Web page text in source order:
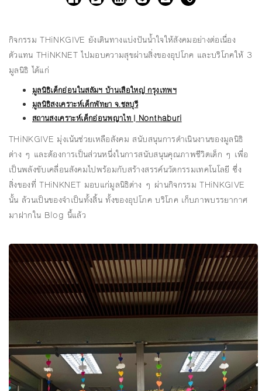
กิจกรรม THiNKGIVE ยังเดินทางแบ่งปันน้ำใจให้สังคมอย่างต่อเนื่อง
ตัวแทน THiNKNET ไปมอบความสุขผ่านสิ่งของอุปโภค และบริโภคให้ 3
มูลนิธิ ได้แก่
มูลนิธิเด็กอ่อนในสลัมฯ บ้านเสือใหญ่ กรุงเทพฯ
มูลนิธิสงเคราะห์เด็กพัทยา จ.ชลบุรี
สถานสงเคราะห์เด็กอ่อนพญาไท | Nonthaburi
THiNKGIVE มุ่งเน้นช่วยเหลือสังคม สนับสนุนการดำเนินงานของมูลนิธิ
ต่าง ๆ และต้องการเป็นส่วนหนึ่งในการสนับสนุนคุณภาพชีวิตเด็ก ๆ เพื่อ
เป็นพลังขับเคลื่อนสังคมไปพร้อมกับสร้างสรรค์นวัตกรรมเทคโนโลยี ซึ่ง
สิ่งของที่ THiNKNET มอบแก่มูลนิธิต่าง ๆ ผ่านกิจกรรม THiNKGIVE
นั้น ล้วนเป็นของจำเป็นทั้งสิ้น ทั้งของอุปโภค บริโภค เก็บภาพบรรยากาศ
มาฝากใน Blog นี้แล้ว